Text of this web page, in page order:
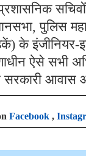
सचिवों,
पुलिस
के इंजीनियर-
ऐसे सभी
सरकारी आवास
Facebook ,